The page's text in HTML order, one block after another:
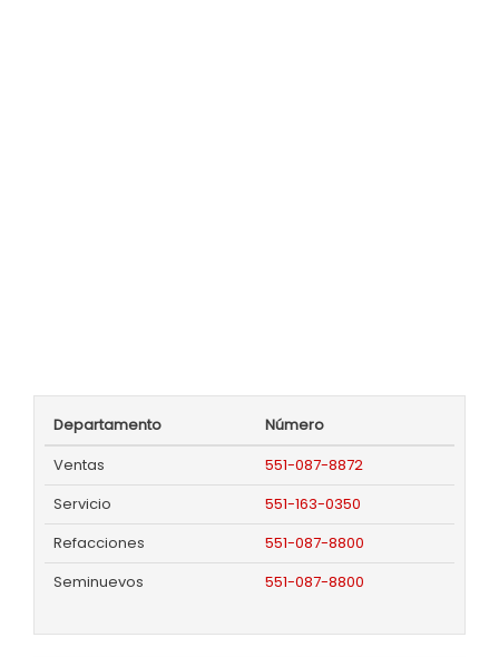
Departamento
Número
Ventas
551-087-8872
Servicio
551-163-0350
Refacciones
551-087-8800
Seminuevos
551-087-8800